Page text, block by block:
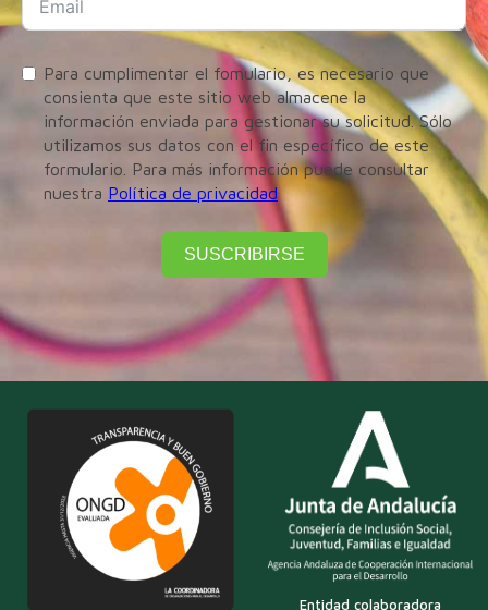
Para cumplimentar el fomulario, es necesario que
consienta que este sitio web almacene la
información enviada para gestionar su solicitud. Sólo
utilizamos sus datos con el fin específico de este
formulario. Para más información puede consultar
nuestra Política de privacidad
SUSCRIBIRSE
Entidad colaboradora